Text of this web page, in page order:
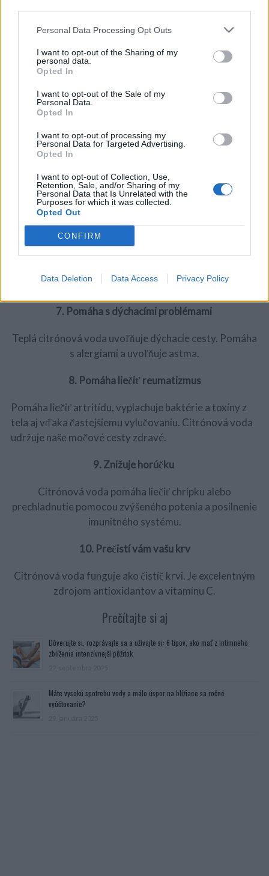
Personal Data Processing Opt Outs
I want to opt-out of the Sharing of my
personal data.
Opted In
I want to opt-out of the Sale of my
Personal Data.
Opted In
I want to opt-out of processing my
Personal Data for Targeted Advertising.
Opted In
I want to opt-out of Collection, Use,
Retention, Sale, and/or Sharing of my
Personal Data that Is Unrelated with the
Purposes for which it was collected.
Opted Out
CONFIRM
Data Deletion Data Access Privacy Policy
Čerstvá citrónová šťava aplikovaná na ďasná pomáha
s problémami so zlým dychom.
Citrónová voda pomáha s bolesťami v krku. Pre
citrónovej šťavy a tú potom opakovane kloktajte.
6. Pomáha pri vysokom krvnom tlaku
Citrónová voda robí zázraky aj pre ľudí so srdcovými
problémami. Kontroluje vysoký tlak a pomáha k
depresiám.
7. Pomáha s dýchacími problémami
Teplá citrónová voda uvoľňuje dýchacie cesty. Pomáha
s alergiami a uvoľňuje astma.
8. Pomáha liečiť reumatizmus
Pomáha liečiť artritídu, vyplachuje baktérie a toxíny z
tela aj vďaka častejšiemu vylučovaniu. Citrónová voda
udržuje naše močové cesty zdravé.
9. Znižuje horúčku
Citrónová voda pomáha liečiť chrípku alebo
prechladnutie pomocou zvýšeného potenia a posilnenie
imunitného systému.
10. Prečistí vám vašu krv
Citrónová voda funguje ako čistič krvi. Je excelentným
zdrojom antioxidantov a vitamínu C.
Prečítajte si aj
Dôverujte si, rozprávajte sa a užívajte si: 6 tipov, ako mať z intímneho
zblíženia intenzívnejší pôžitok
Máte vysokú spotrebu vody a málo úspor na blížiace sa ročné
vyúčtovanie?